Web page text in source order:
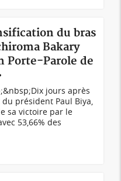
du bras
Bakary
Porte-Parole de
jours après
président Paul Biya,
sa victoire par le
53,66% des